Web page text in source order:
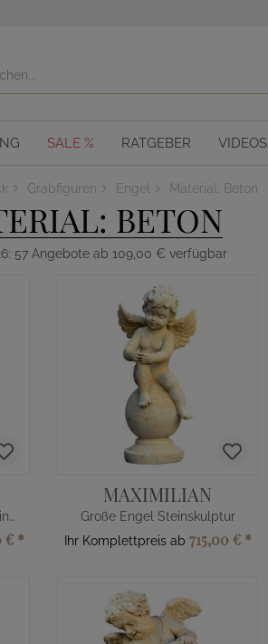
SALE % RATGEBER VIDEOS
Grabfiguren Engel Material: Beton
BETON
57 Angebote ab 109,00 € verfügbar
Kniender Engel Statue Steinguss
€ *
MAXIMILIAN
Große Engel Steinskulptur
Ihr Komplettpreis ab 715,00 € *